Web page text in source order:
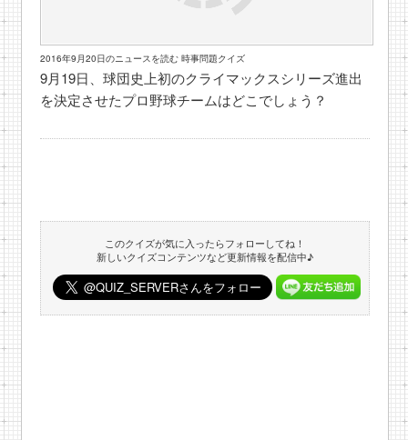
2016年9月20日のニュースを読む 時事問題クイズ
9月19日、球団史上初のクライマックスシリーズ進出
を決定させたプロ野球チームはどこでしょう？
このクイズが気に入ったらフォローしてね！
新しいクイズコンテンツなど更新情報を配信中♪